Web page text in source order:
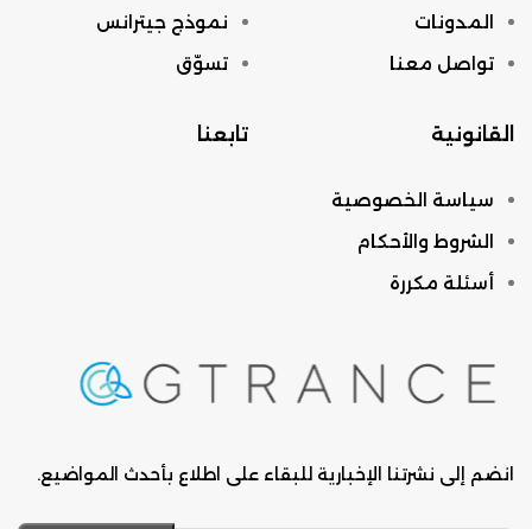
المدونات
تواصل معنا
نموذج جيترانس
تسوّق
القانونية
سياسة الخصوصية
الشروط والأحكام
أسئلة مكررة
تابعنا
انضم إلى نشرتنا الإخبارية للبقاء على اطلاع بأحدث المواضيع.